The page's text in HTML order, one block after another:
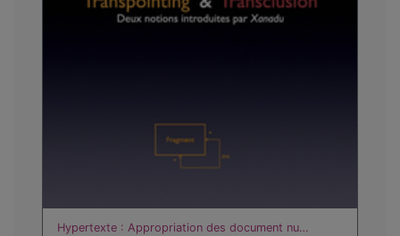
Hypertexte : Appropriation des document nu…